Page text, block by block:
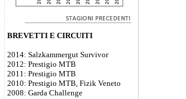
BREVETTI E CIRCUITI
2014: Salzkammergut Survivor
2012: Prestigio MTB
2011: Prestigio MTB
2010: Prestigio MTB, Fizik Veneto
2008: Garda Challenge